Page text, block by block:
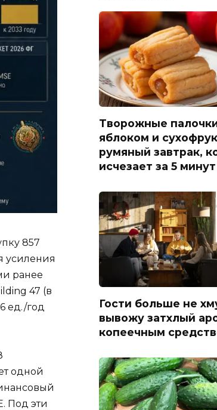
857
усиления
ранее
47 (в
ед./год
одной
Под эти
Творожные
яблоком и
румяный завтрак,
исчезает за 5 минут
Гости больше не
вывожу затхлый
копеечным